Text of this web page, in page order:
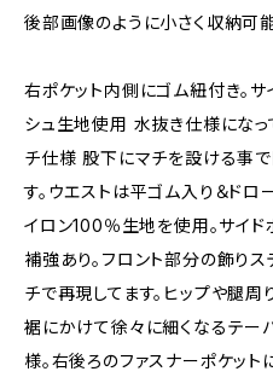
後部画像のように小さく収納可
右ポケット内側にゴム紐付き。サ
シュ生地使用 水抜き仕様になっ
チ仕様 股下にマチを設ける事
す。ウエストは平ゴム入り＆ド
イロン100％生地を使用。サイド
補強あり。フロント部分の飾り
チで再現してます。ヒップや腿
裾にかけて徐々に細くなるテー
様。右後ろのファスナーポケット